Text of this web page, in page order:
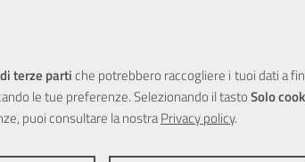
terze partiche potrebbero raccogliere i tuoi dati a
le tue preferenze. Selezionando il tastoSolo
puoi consultare la nostraPrivacy policy.
finanziaria dell'Unione Europea tramite i